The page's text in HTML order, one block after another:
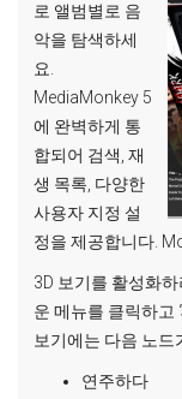
로 앨범별로 음
악을 탐색하세
요.
MediaMonkey 5
에 완벽하게 통
합되어 검색, 재
생 목록, 다양한
사용자 지정 설
정을 제공합니다.
3D 보기를 활성화
운 메뉴를 클릭하고
보기에는 다음 노드
연주하다